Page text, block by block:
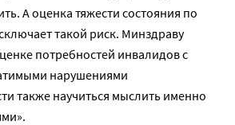
А оценка тяжести состояния по
такой риск. Минздраву
потребностей инвалидов с
нарушениями
также научиться мыслить именно